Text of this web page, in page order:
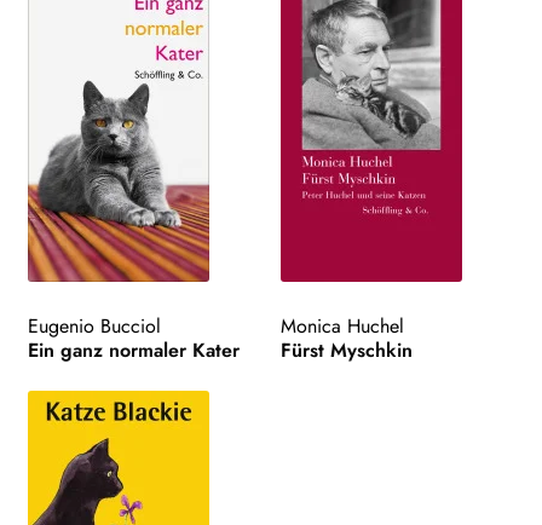
Eugenio Bucciol
Ein ganz normaler Kater
Monica Huchel
Fürst Myschkin